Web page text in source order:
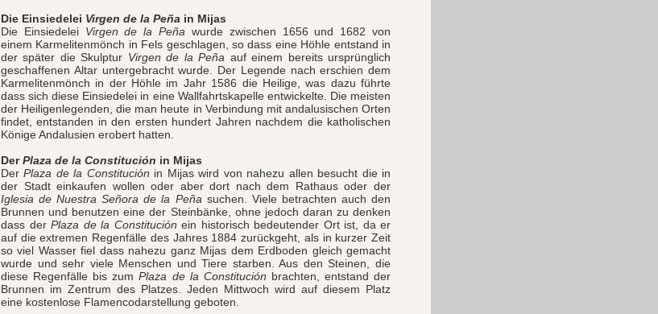
Die Einsiedelei Virgen de la Peña in Mijas
Die Einsiedelei Virgen de la Peña wurde zwischen 1656 und 1682 von
einem Karmelitenmönch in Fels geschlagen, so dass eine Höhle entstand in
der später die Skulptur Virgen de la Peña auf einem bereits ursprünglich
geschaffenen Altar untergebracht wurde. Der Legende nach erschien dem
Karmelitenmönch in der Höhle im Jahr 1586 die Heilige, was dazu führte
dass sich diese Einsiedelei in eine Wallfahrtskapelle entwickelte. Die meisten
der Heiligenlegenden, die man heute in Verbindung mit andalusischen Orten
findet, entstanden in den ersten hundert Jahren nachdem die katholischen
Könige Andalusien erobert hatten.
DerPlaza de la Constitución in Mijas
DerPlaza de la Constitución in Mijas wird von nahezu allen besucht die in
der Stadt einkaufen wollen oder aber dort nach dem Rathaus oder der
Iglesia de Nuestra Señora de la Peña suchen. Viele betrachten auch den
Brunnen und benutzen eine der Steinbänke, ohne jedoch daran zu denken
dass der Plaza de la Constitución ein historisch bedeutender Ort ist, da er
auf die extremen Regenfälle des Jahres 1884 zurückgeht, als in kurzer Zeit
so viel Wasser fiel dass nahezu ganz Mijas dem Erdboden gleich gemacht
wurde und sehr viele Menschen und Tiere starben. Aus den Steinen, die
diese Regenfälle bis zumPlaza de la Constitución brachten, entstand der
Brunnen im Zentrum des Platzes. Jeden Mittwoch wird auf diesem Platz
eine kostenlose Flamencodarstellung geboten.